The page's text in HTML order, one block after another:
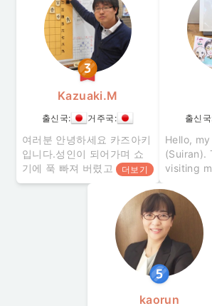
atmosphere. I will proceed
Kazuaki.M
출신국: 거주국:
여러분 안녕하세요 카즈아키
입니다.성인이 되어가며 쇼
기에 푹 빠져 버렸고 그 매력
을 전하고 싶은 마음에 쇼
기 강사 자격증을 취득하였
습니다. 현재는 어린이들을
주로 가르치고 있습니다. "성
인을 위한 쇼기 초급반이 많
지 않다." 라는 말을 자주
더보기
출신
Hello,
(Suiran).
visiting
can
and
kaorun